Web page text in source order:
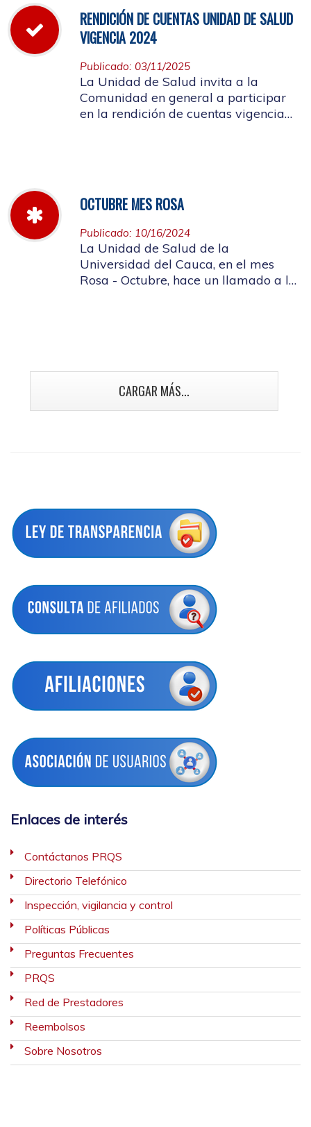
RENDICIÓN DE CUENTAS UNIDAD DE SALUD
VIGENCIA 2024
Publicado: 03/11/2025
La Unidad de Salud invita a la
Comunidad en general a participar
en la rendición de cuentas vigencia
OCTUBRE MES ROSA
Publicado: 10/16/2024
La Unidad de Salud de la
Universidad del Cauca, en el mes
Rosa - Octubre, hace un llamado a la
CARGAR MÁS...
Enlaces de interés
Contáctanos PRQS
Directorio Telefónico
Inspección, vigilancia y control
Políticas Públicas
Preguntas Frecuentes
PRQS
Red de Prestadores
Reembolsos
Sobre Nosotros